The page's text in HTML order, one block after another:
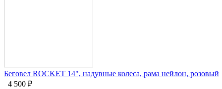
Беговел ROCKET 14", надувные колеса, рама нейлон, розовый
4 500 ₽